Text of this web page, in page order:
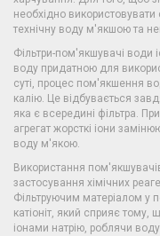
необхідно використовувати
технічну воду м'якшою та
Фільтри-пом'якшувачі води
воду придатною для
суті, процес пом'якшення
калію. Це відбувається
яка є всередині фільтра.
агрегат жорсткі іони
воду м'якою.
Використання
застосування хімічних
Фільтруючим матеріалом у
катіоніт, який сприяє тому,
іонами натрію, роблячи